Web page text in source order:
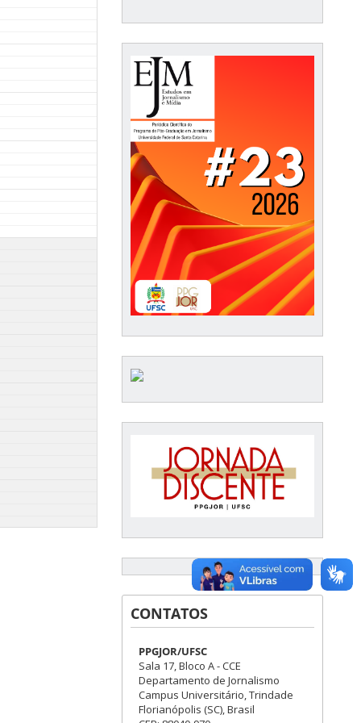
CONTATOS
PPGJOR/UFSC
Sala 17, Bloco A - CCE
Departamento de Jornalismo
Campus Universitário, Trindade
Florianópolis (SC), Brasil